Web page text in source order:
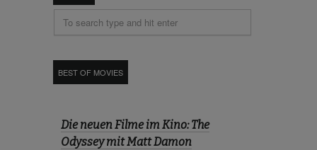
BEST OF MOVIES
Die neuen Filme im Kino: The
Odyssey mit Matt Damon